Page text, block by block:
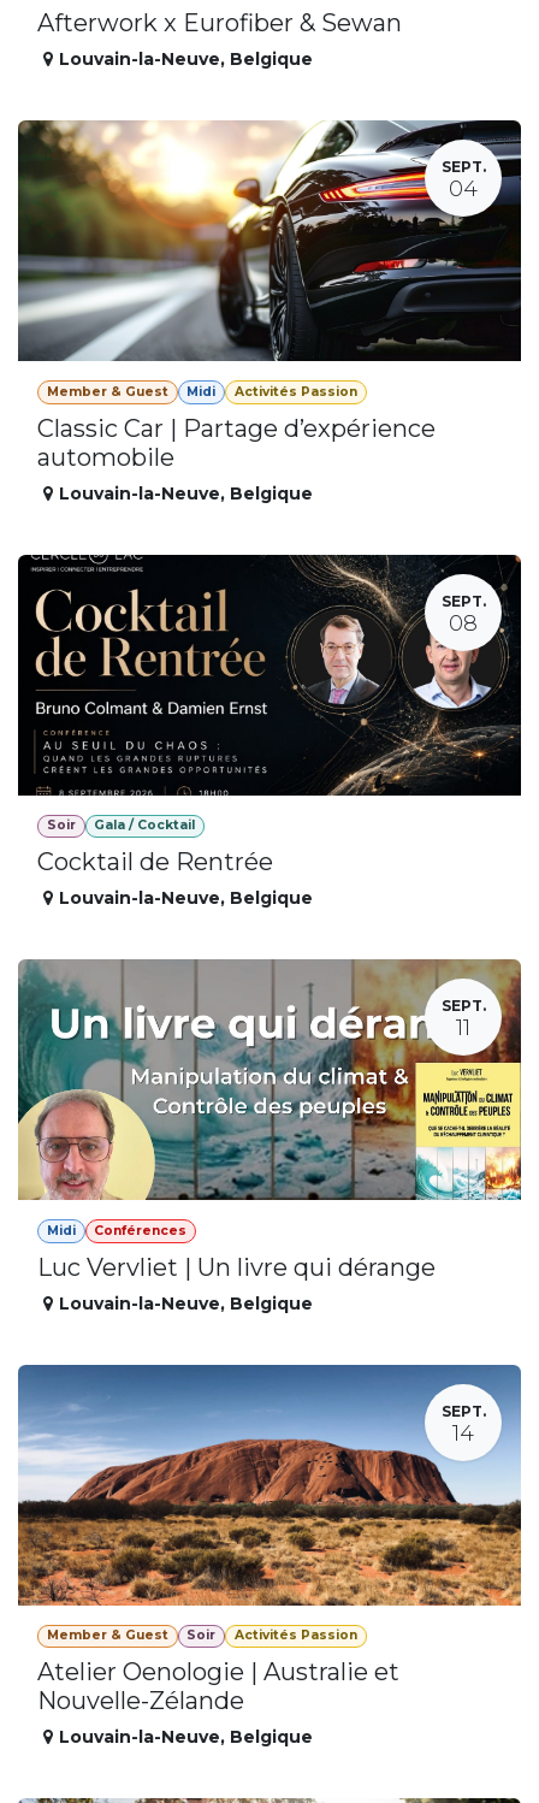
Afterwork x Eurofiber & Sewan
Louvain-la-Neuve, Belgique
SEPT.
04
Member & Guest Midi Activités Passion
Classic Car | Partage d’expérience
automobile
Louvain-la-Neuve, Belgique
SEPT.
08
Soir Gala / Cocktail
Cocktail de Rentrée
Louvain-la-Neuve, Belgique
SEPT.
11
Midi Conférences
Luc Vervliet | Un livre qui dérange
Louvain-la-Neuve, Belgique
SEPT.
14
Member & Guest Soir Activités Passion
Atelier Oenologie | Australie et
Nouvelle-Zélande
Louvain-la-Neuve, Belgique